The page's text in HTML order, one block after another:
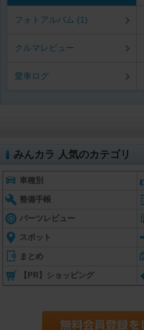
フォトアルバム (1)
クルマレビュー
愛車ログ
みんカラ 人気のカテゴリ
車種別
整備手帳
パーツレビュー
スポット
まとめ
【PR】ショッピング